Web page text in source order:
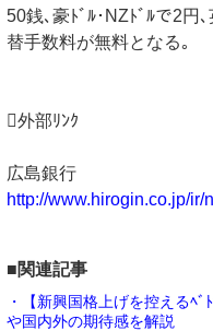
50銭､豪ﾄﾞﾙ･NZﾄﾞﾙで2円
替手数料が無料となる｡
外部ﾘﾝｸ
広島銀行
http://www.hirogin.co.jp/ir/
■関連記事
・【新興国格上げを控えるﾍ
や国内外の期待感を解説